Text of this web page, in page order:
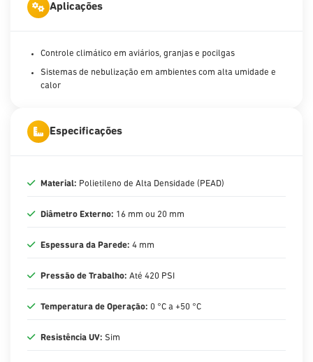
Aplicações
Controle climático em aviários, granjas e pocilgas
Sistemas de nebulização em ambientes com alta umidade e
calor
Especificações
Material: Polietileno de Alta Densidade (PEAD)
Diâmetro Externo: 16 mm ou 20 mm
Espessura da Parede: 4 mm
Pressão de Trabalho: Até 420 PSI
Temperatura de Operação: 0 °C a +50 °C
Resistência UV: Sim